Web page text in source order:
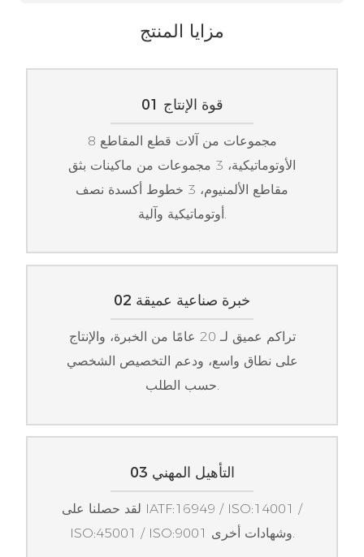
مزايا المنتج
01 قوة الإنتاج
8 مجموعات من آلات قطع المقاطع
الأوتوماتيكية، 3 مجموعات من ماكينات بثق
مقاطع الألمنيوم، 3 خطوط أكسدة نصف
أوتوماتيكية وآلية.
02 خبرة صناعية عميقة
تراكم عميق لـ 20 عامًا من الخبرة، والإنتاج
على نطاق واسع، ودعم التخصيص الشخصي
حسب الطلب.
03 التأهيل المهني
لقد حصلنا على IATF:16949 / ISO:14001 /